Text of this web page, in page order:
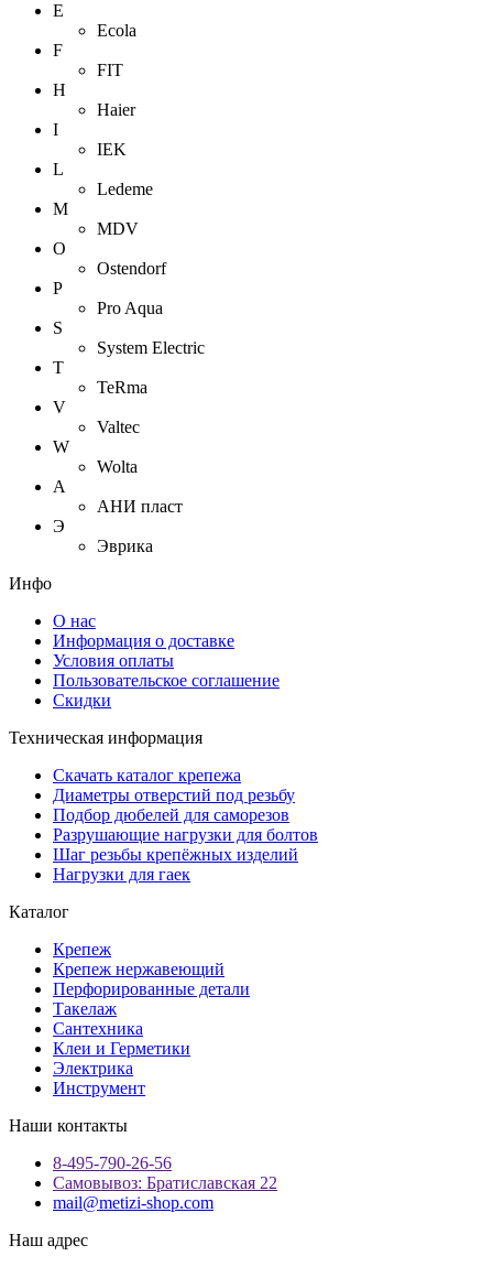
E
Ecola
F
FIT
H
Haier
I
IEK
L
Ledeme
M
MDV
O
Ostendorf
P
Pro Aqua
S
System Electric
T
TeRma
V
Valtec
W
Wolta
А
АНИ пласт
Э
Эврика
Инфо
О нас
Информация о доставке
Условия оплаты
Пользовательское соглашение
Скидки
Техническая информация
Скачать каталог крепежа
Диаметры отверстий под резьбу
Подбор дюбелей для саморезов
Разрушающие нагрузки для болтов
Шаг резьбы крепёжных изделий
Нагрузки для гаек
Каталог
Крепеж
Крепеж нержавеющий
Перфорированные детали
Такелаж
Сантехника
Клеи и Герметики
Электрика
Инструмент
Наши контакты
8-495-790-26-56
Самовывоз: Братиславская 22
mail@metizi-shop.com
Наш адрес